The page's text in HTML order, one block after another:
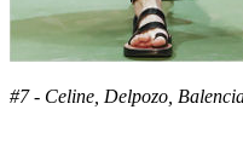
#7 - Celine, Delpozo,